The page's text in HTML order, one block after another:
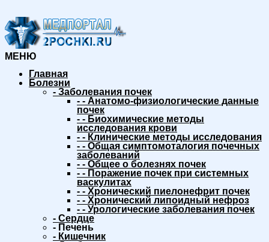
МЕНЮ
Главная
Болезни
- Заболевания почек
- - Анатомо-физиологические данные
почек
- - Биохимические методы
исследования крови
- - Клинические методы исследования
- - Общая симптомоталогия почечных
заболеваний
- - Общее о болезнях почек
- - Поражение почек при системных
васкулитах
- - Хронический пиелонефрит почек
- - Хронический липоидный нефроз
- - Урологические заболевания почек
- Сердце
- Печень
- Кишечник